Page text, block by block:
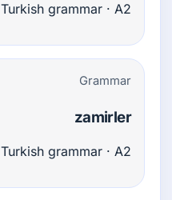
Turkish grammar · A2
Grammar
zamirler
Turkish grammar · A2